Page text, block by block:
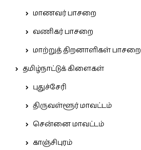
மாணவர் பாசறை
வணிகர் பாசறை
மாற்றுத் திறனாளிகள் பாசறை
தமிழ்நாட்டுக் கிளைகள்
புதுச்சேரி
திருவள்ளூர் மாவட்டம்
சென்னை மாவட்டம்
காஞ்சிபுரம்